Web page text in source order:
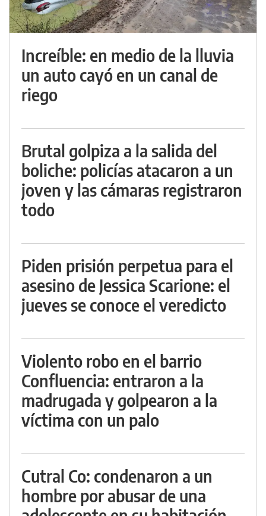
Increíble: en medio de la lluvia
un auto cayó en un canal de
riego
Brutal golpiza a la salida del
boliche: policías atacaron a un
joven y las cámaras registraron
todo
Piden prisión perpetua para el
asesino de Jessica Scarione: el
jueves se conoce el veredicto
Violento robo en el barrio
Confluencia: entraron a la
madrugada y golpearon a la
víctima con un palo
Cutral Co: condenaron a un
hombre por abusar de una